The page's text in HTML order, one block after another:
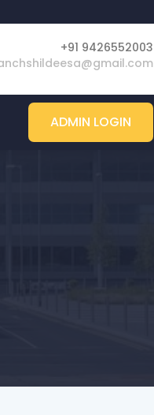
+91 9426552003
ADMIN LOGIN